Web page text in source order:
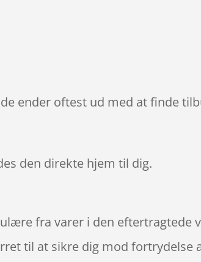
ender oftest ud med at finde
den direkte hjem til dig.
fra varer i den eftertragtede
til at sikre dig mod fortrydelse